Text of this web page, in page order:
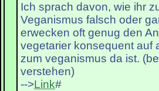
Ich sprach davon, wie ihr
Veganismus falsch oder
erwecken oft genug den
vegetarier konsequent auf
zum veganismus da ist.
verstehen)
-->Link#